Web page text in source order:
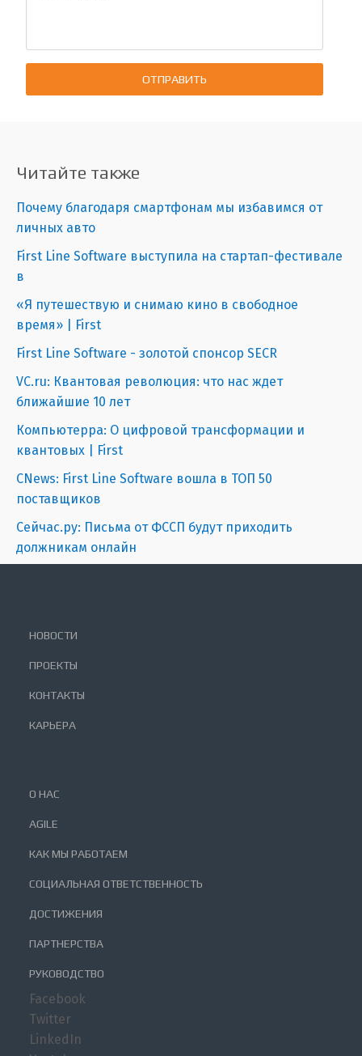
ОТПРАВИТЬ
Читайте также
Почему благодаря смартфонам мы избавимся от
личных авто
First Line Software выступила на стартап-фестивале
в
«Я путешествую и снимаю кино в свободное
время» | First
First Line Software - золотой спонсор SECR
VC.ru: Квантовая революция: что нас ждет
ближайшие 10 лет
Компьютерра: О цифровой трансформации и
квантовых | First
CNews: First Line Software вошла в ТОП 50
поставщиков
Сейчас.ру: Письма от ФССП будут приходить
должникам онлайн
НОВОСТИ
ПРОЕКТЫ
КОНТАКТЫ
КАРЬЕРА
О НАС
AGILE
КАК МЫ РАБОТАЕМ
СОЦИАЛЬНАЯ ОТВЕТСТВЕННОСТЬ
ДОСТИЖЕНИЯ
ПАРТНЕРСТВА
РУКОВОДСТВО
Facebook
Twitter
LinkedIn